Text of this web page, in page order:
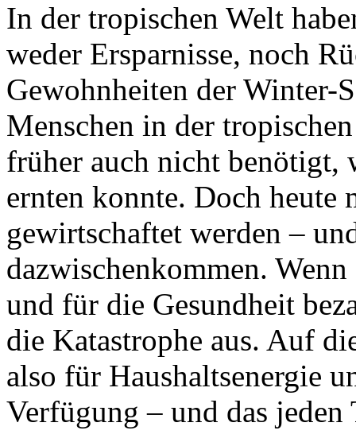
In der tropischen Welt
weder Ersparnisse, noch
Gewohnheiten der Winter-
Menschen in der
früher auch nicht benötigt,
ernten konnte. Doch heute
gewirtschaftet werden –
dazwischenkommen.
und für die Gesundheit
die Katastrophe aus. Auf
also für Haushaltsenergie
Verfügung – und das jeden